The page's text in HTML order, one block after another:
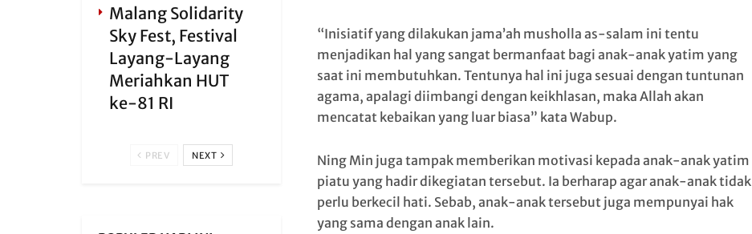
“Inisiatif yang dilakukan jama’ah musholla as-salam ini tentu
menjadikan hal yang sangat bermanfaat bagi anak-anak yatim yang
saat ini membutuhkan. Tentunya hal ini juga sesuai dengan tuntunan
agama, apalagi diimbangi dengan keikhlasan, maka Allah akan
mencatat kebaikan yang luar biasa” kata Wabup.
Ning Min juga tampak memberikan motivasi kepada anak-anak yatim
piatu yang hadir dikegiatan tersebut. Ia berharap agar anak-anak tidak
perlu berkecil hati. Sebab, anak-anak tersebut juga mempunyai hak
yang sama dengan anak lain.
Malang Solidarity
Sky Fest, Festival
Layang-Layang
Meriahkan HUT
ke-81 RI
PREV NEXT